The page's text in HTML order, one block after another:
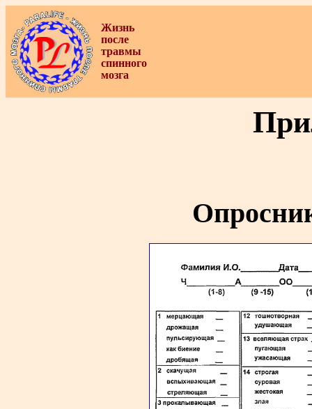
Жизнь
после
травмы
спинного
мозга